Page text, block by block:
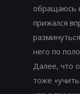
обращаюсь
прижался
него по
Далее, что
тоже